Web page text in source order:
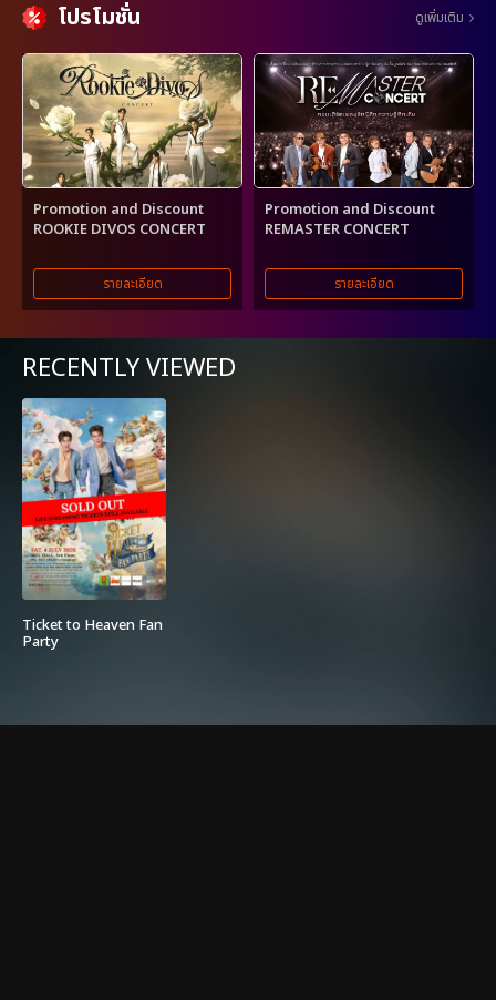
โปรโมชั่น ดูเพิ่มเติม
Promotion and Discount
ROOKIE DIVOS CONCERT
รายละเอียด
Promotion and Discount
REMASTER CONCERT
รายละเอียด
RECENTLY VIEWED
Ticket to Heaven Fan
Party